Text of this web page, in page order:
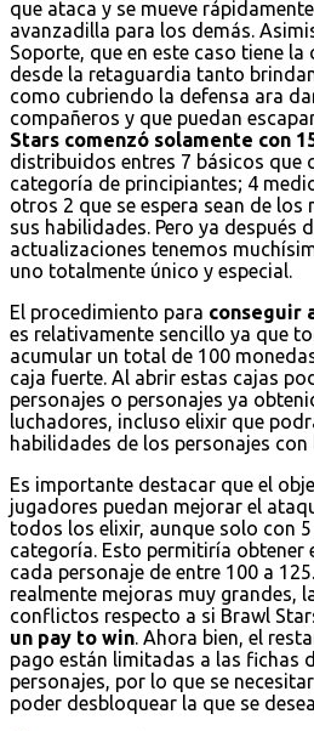
que ataca y se mueve
avanzadilla para los demás.
Soporte, que en este caso tiene
desde la retaguardia tanto
como cubriendo la defensa ara
compañeros y que puedan
Stars comenzó solamente con
distribuidos entres 7 básicos que
categoría de principiantes; 4
otros 2 que se espera sean de
sus habilidades. Pero ya después
actualizaciones tenemos
uno totalmente único y especial.
El procedimiento para conseguir
es relativamente sencillo ya que
acumular un total de 100
caja fuerte. Al abrir estas cajas
personajes o personajes ya
luchadores, incluso elixir que
habilidades de los personajes con
Es importante destacar que el
jugadores puedan mejorar el
todos los elixir, aunque solo con
categoría. Esto permitiría obtener
cada personaje de entre 100 a
realmente mejoras muy grandes,
conflictos respecto a si Brawl
un pay to win . Ahora bien, el
pago están limitadas a las fichas
personajes, por lo que se
poder desbloquear la que se